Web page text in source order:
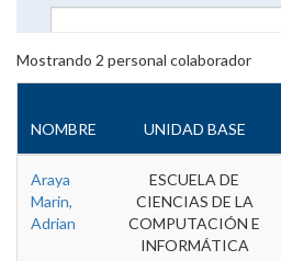
Mostrando 2 personal colaborador
NOMBRE UNIDAD BASE
Araya
Marin,
Adrian
ESCUELA DE
CIENCIAS DE LA
COMPUTACIÓN E
INFORMÁTICA